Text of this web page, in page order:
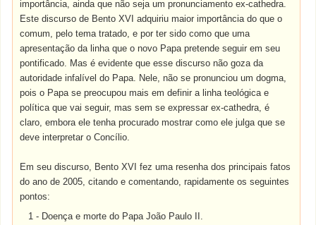
importância, ainda que não seja um pronunciamento ex-cathedra.
Este discurso de Bento XVI adquiriu maior importância do que o
comum, pelo tema tratado, e por ter sido como que uma
apresentação da linha que o novo Papa pretende seguir em seu
pontificado. Mas é evidente que esse discurso não goza da
autoridade infalível do Papa. Nele, não se pronunciou um dogma,
pois o Papa se preocupou mais em definir a linha teológica e
política que vai seguir, mas sem se expressar ex-cathedra, é
claro, embora ele tenha procurado mostrar como ele julga que se
deve interpretar o Concílio.
Em seu discurso, Bento XVI fez uma resenha dos principais fatos
do ano de 2005, citando e comentando, rapidamente os seguintes
pontos:
1 - Doença e morte do Papa João Paulo II.